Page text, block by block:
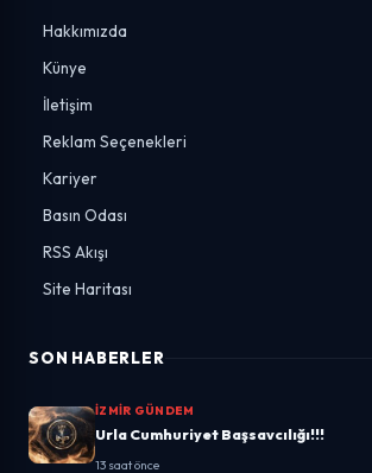
Hakkımızda
Künye
İletişim
Reklam Seçenekleri
Kariyer
Basın Odası
RSS Akışı
Site Haritası
SON HABERLER
İZMIR GÜNDEM
Urla Cumhuriyet Başsavcılığı!!!
13 saat önce